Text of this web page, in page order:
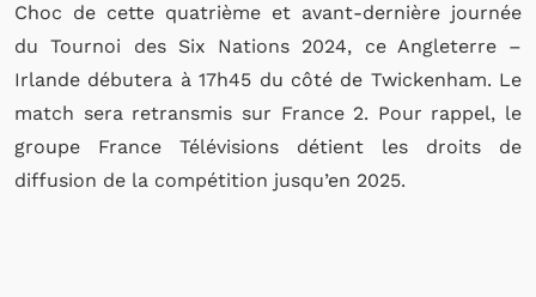
Choc de cette quatrième et avant-dernière journée
du Tournoi des Six Nations 2024, ce Angleterre –
Irlande débutera à 17h45 du côté de Twickenham. Le
match sera retransmis sur France 2. Pour rappel, le
groupe France Télévisions détient les droits de
diffusion de la compétition jusqu’en 2025.